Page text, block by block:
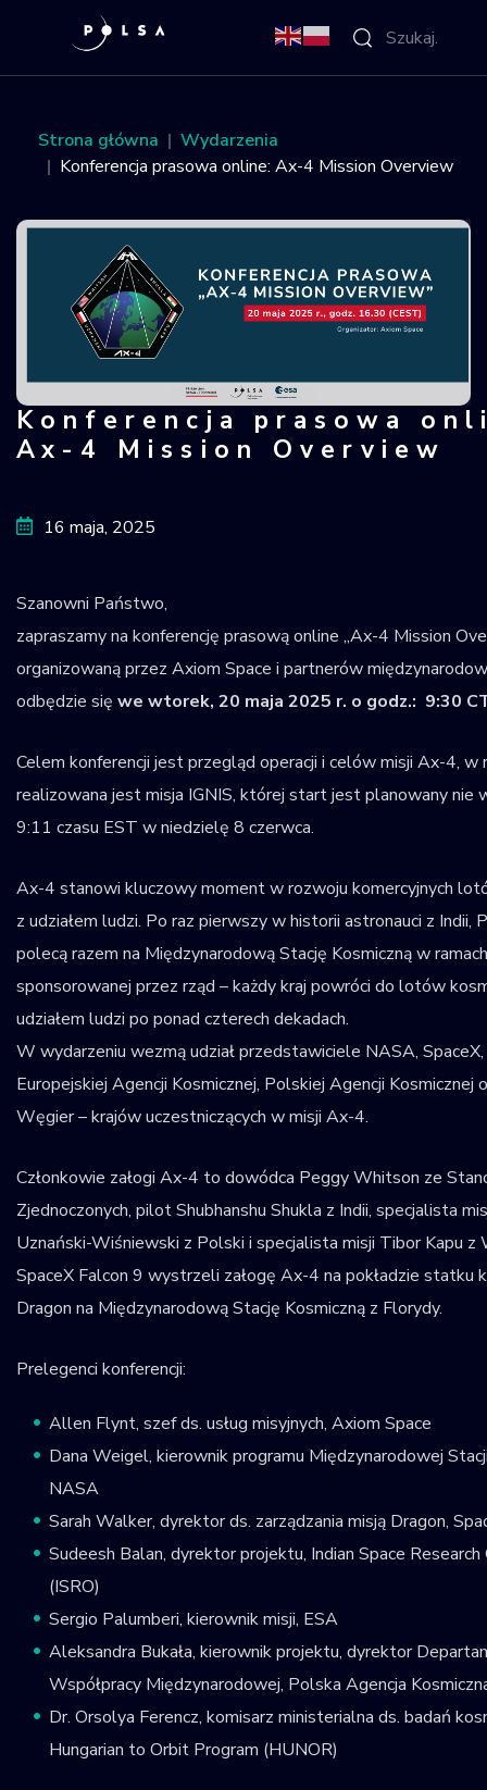
O Agencji
Misja IGNIS
NSIS
Polska w
kosmosie
Krajowy Rejestr
Obiektów
Strona główna
Wydarzenia
Konferencja prasowa online: Ax-4 Mission Overview
Konferencja prasowa online: Ax-4
Konferencja prasowa
Ax-4 Mission Overview
16 maja, 2025
Szanowni Państwo,
zapraszamy na konferencję prasową online „Ax-4 Mission
organizowaną przez Axiom Space i partnerów
odbędzie się we wtorek, 20 maja 2025 r. o godz.: 9:30
Celem konferencji jest przegląd operacji i celów misji Ax-4, w
realizowana jest misja IGNIS, której start jest planowany nie
9:11 czasu EST w niedzielę 8 czerwca.
Ax-4 stanowi kluczowy moment w rozwoju komercyjnych
z udziałem ludzi. Po raz pierwszy w historii astronauci z Indii,
polecą razem na Międzynarodową Stację Kosmiczną w
sponsorowanej przez rząd – każdy kraj powróci do lotów
udziałem ludzi po ponad czterech dekadach.
W wydarzeniu wezmą udział przedstawiciele NASA,
Europejskiej Agencji Kosmicznej, Polskiej Agencji Kosmicznej
Węgier – krajów uczestniczących w misji Ax-4.
Członkowie załogi Ax-4 to dowódca Peggy Whitson ze
Zjednoczonych, pilot Shubhanshu Shukla z Indii, specjalista
Uznański-Wiśniewski z Polski i specjalista misji Tibor Kapu z
SpaceX Falcon 9 wystrzeli załogę Ax-4 na pokładzie statku
Dragon na Międzynarodową Stację Kosmiczną z Florydy.
Prelegenci konferencji:
Allen Flynt, szef ds. usług misyjnych, Axiom Space
Dana Weigel, kierownik programu Międzynarodowej
NASA
Sarah Walker, dyrektor ds. zarządzania misją Dragon,
Sudeesh Balan, dyrektor projektu, Indian Space Research
(ISRO)
Sergio Palumberi, kierownik misji, ESA
Aleksandra Bukała, kierownik projektu, dyrektor
Współpracy Międzynarodowej, Polska Agencja
Dr. Orsolya Ferencz, komisarz ministerialna ds. badań
Hungarian to Orbit Program (HUNOR)